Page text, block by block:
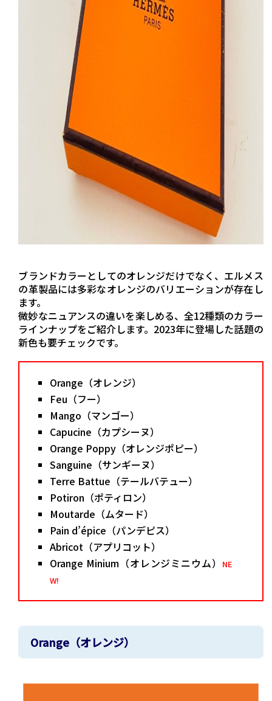
ブランドカラーとしてのオレンジだけでなく、エルメス
の革製品には多彩なオレンジのバリエーションが存在し
ます。
微妙なニュアンスの違いを楽しめる、全12種類のカラー
ラインナップをご紹介します。2023年に登場した話題の
新色も要チェックです。
Orange（オレンジ）
Feu（フー）
Mango（マンゴー）
Capucine（カプシーヌ）
Orange Poppy（オレンジポピー）
Sanguine（サンギーヌ）
Terre Battue（テールバテュー）
Potiron（ポティロン）
Moutarde（ムタード）
Pain d’épice（パンデピス）
Abricot（アプリコット）
Orange Minium（オレンジミニウム）
NE
W!
Orange（オレンジ）